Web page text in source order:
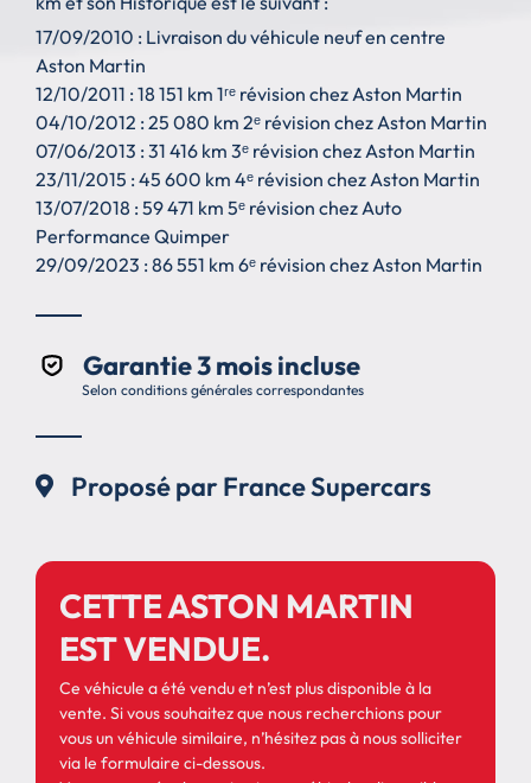
17/09/2010 : Livraison du véhicule neuf en centre
Aston Martin
12/10/2011 : 18 151 km 1ʳᵉ révision chez Aston Martin
04/10/2012 : 25 080 km 2ᵉ révision chez Aston Martin
07/06/2013 : 31 416 km 3ᵉ révision chez Aston Martin
23/11/2015 : 45 600 km 4ᵉ révision chez Aston Martin
13/07/2018 : 59 471 km 5ᵉ révision chez Auto
Performance Quimper
29/09/2023 : 86 551 km 6ᵉ révision chez Aston Martin
Garantie 3 mois incluse
Selon conditions générales correspondantes
Proposé par France Supercars
CETTE ASTON MARTIN
EST VENDUE.
Ce véhicule a été vendu et n’est plus disponible à la
vente. Si vous souhaitez que nous recherchions pour
vous un véhicule similaire, n’hésitez pas à nous solliciter
via le formulaire ci-dessous.